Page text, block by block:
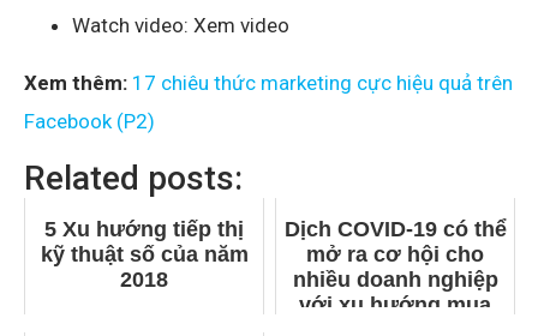
Watch video: Xem video
Xem thêm: 17 chiêu thức marketing cực hiệu quả trên
Facebook (P2)
Related posts:
5 Xu hướng tiếp thị
kỹ thuật số của năm
2018
Dịch COVID-19 có thể
mở ra cơ hội cho
nhiều doanh nghiệp
với xu hướng mua